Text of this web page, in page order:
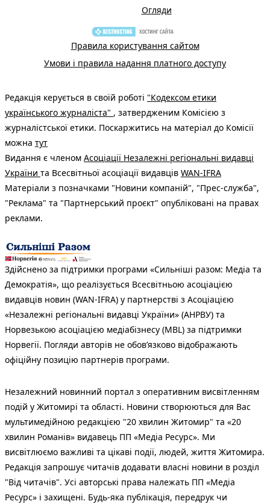
Огляди
Правила користування сайтом
Умови і правила надання платного доступу
Редакція керується в своїй роботі "Кодексом етики
українського журналіста" , затвердженим Комісією з
журналістської етики. Поскаржитись на матеріал до Комісії
можна тут
Видання є членом Асоціації Незалежні регіональні видавці
України та Всесвітньої асоціації видавців WAN-IFRA
Матеріали з позначками "Новини компаній", "Прес-служба",
"Реклама" та "Партнерський проєкт" опубліковані на правах
реклами.
Здійснено за підтримки програми «Сильніші разом: Медіа та
Демократія», що реалізується Всесвітньою асоціацією
видавців новин (WAN-IFRA) у партнерстві з Асоціацією
«Незалежні регіональні видавці України» (АНРВУ) та
Норвезькою асоціацією медіабізнесу (MBL) за підтримки
Норвегії. Погляди авторів не обов’язково відображають
офіційну позицію партнерів програми.
Незалежний новинний портал з оперативним висвітленням
подій у Житомирі та області. Новини створюються для Вас
мультимедійною редакцією "20 хвилин Житомир" та «20
хвилин Романів» видавець ПП «Медіа Ресурс». Ми
висвітлюємо важливі та цікаві події, людей, життя Житомира.
Редакція запрошує читачів додавати власні новини в розділ
"Від читачів". Усі авторські права належать ПП «Медіа
Ресурс» і захищені. Будь-яка публiкацiя, передрук чи